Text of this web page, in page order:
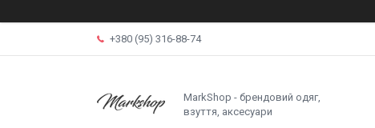
+380 (95) 316-88-74
MarkShop - брендовий одяг,
взуття, аксесуари